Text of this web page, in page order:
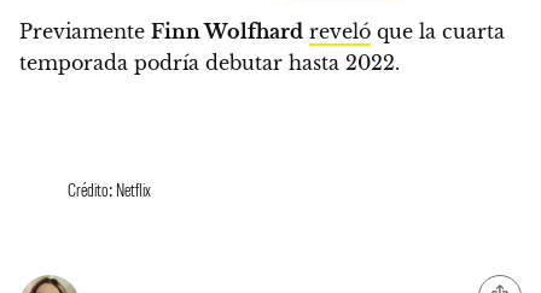
Previamente Finn Wolfhard reveló que la cuarta
temporada podría debutar hasta 2022.
Crédito: Netflix